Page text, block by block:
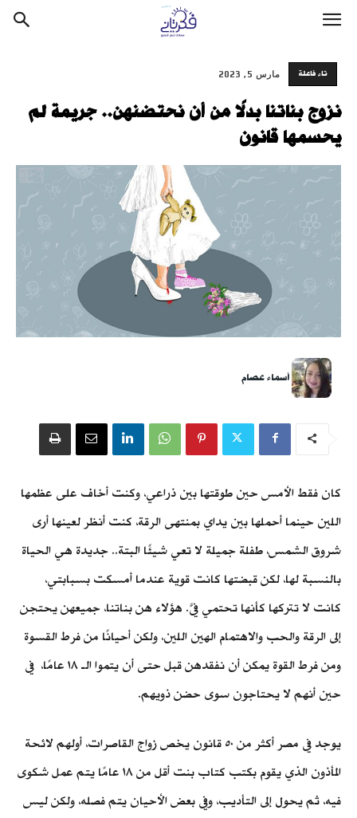
تاء فاعلة مارس 5, 2023
نزوج بناتنا بدلًا من أن نحتضنهن.. جريمة لم
يحسمها قانون
أسماء عصام
كان فقط الأمس حين طوقتها بين ذراعي، وكنت أخاف على عظمها
اللين حينما أحملها بين يداي بمنتهى الرقة، كنت أنظر لعينها أرى
شروق الشمس، طفلة جميلة لا تعي شيئًا البتة.. جديدة هي الحياة
بالنسبة لها، لكن قبضتها كانت قوية عندما أمسكت بسبابتي،
كانت لا تتركها كأنها تحتمي فيَّ. هؤلاء هن بناتنا، جميعهن يحتجن
إلى الرقة والحب والاهتمام الهين اللين، ولكن أحيانًا من فرط القسوة
ومن فرط القوة يمكن أن نفقدهن قبل حتى أن يتموا الـ ١٨ عامًا، في
حين أنهم لا يحتاجون سوى حضن ذويهم.
يوجد في مصر أكثر من ٥٠ قانون يخص زواج القاصرات، أولهم لائحة
المأذون الذي يقوم بكتب كتاب بنت أقل من ١٨ عامًا يتم عمل شكوى
فيه، ثم يحول إلى التأديب، وفي بعض الأحيان يتم فصله، ولكن ليس